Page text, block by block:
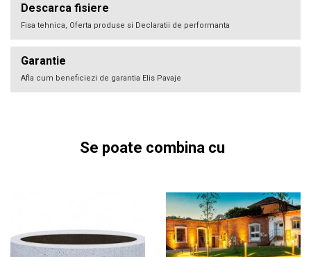
Descarca fisiere
Fisa tehnica, Oferta produse si Declaratii de performanta
Garantie
Afla cum beneficiezi de garantia Elis Pavaje
Se poate combina cu